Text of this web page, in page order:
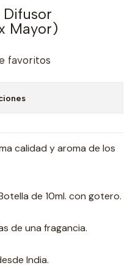
Difusor
Mayor)
favoritos
calidad y aroma de los
de 10ml. con gotero.
de una fragancia.
India.